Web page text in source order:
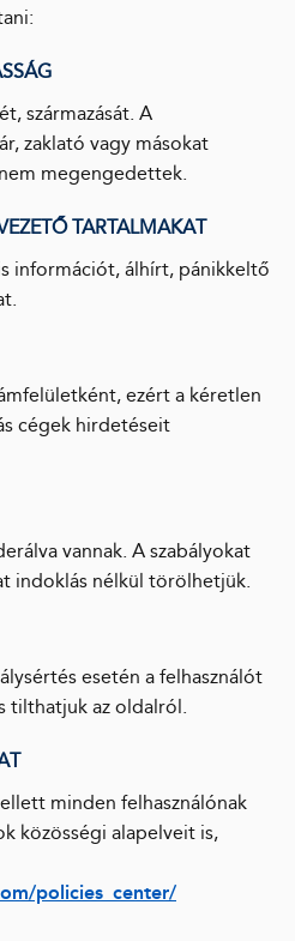
származását. A
zaklató vagy másokat
megengedettek.
TARTALMAKAT
információt, álhírt, pánikkeltő
ezért a kéretlen
cégek hirdetéseit
vannak. A szabályokat
indoklás nélkül törölhetjük.
esetén a felhasználót
tilthatjuk az oldalról.
minden felhasználónak
közösségi alapelveit is,
policies_center/